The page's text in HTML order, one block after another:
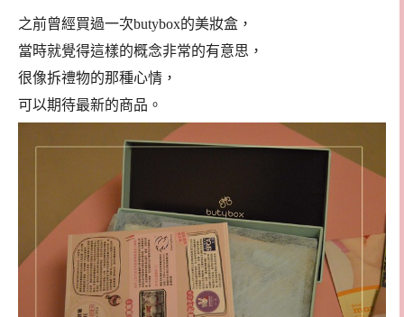
之前曾經買過一次butybox的美妝盒，
當時就覺得這樣的概念非常的有意思，
很像拆禮物的那種心情，
可以期待最新的商品。